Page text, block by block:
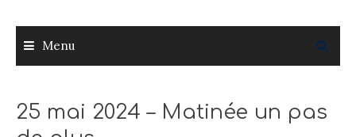
Menu
25 mai 2024 – Matinée un pas